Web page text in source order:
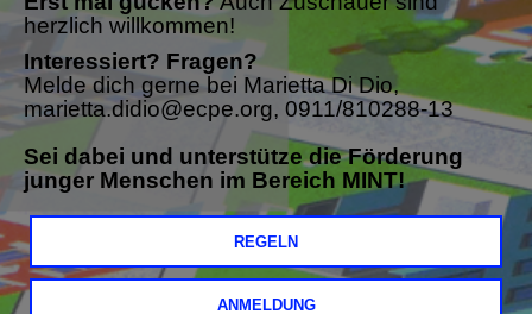
herzlich willkommen!
Interessiert? Fragen?
Melde dich gerne bei Marietta Di Dio,
marietta.didio@ecpe.org, 0911/810288-13
Sei dabei und unterstütze die Förderung
junger Menschen im Bereich MINT!
REGELN
ANMELDUNG